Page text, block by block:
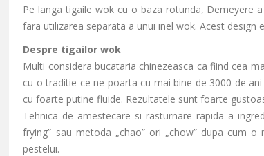
Pe langa tigaile wok cu o baza rotunda, Demeyere
fara utilizarea separata a unui inel wok. Acest
Despre tigailor wok
Multi considera bucataria chinezeasca ca fiind cea
cu o traditie ce ne poarta cu mai bine de 3000 de
cu foarte putine fluide. Rezultatele sunt foarte
Tehnica de amestecare si rasturnare rapida a
frying” sau metoda „chao” ori „chow” dupa cum
pestelui.